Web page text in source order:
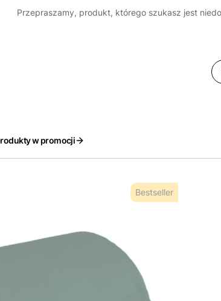
Przepraszamy, produkt, którego szukasz jest
w promocji
Bestseller